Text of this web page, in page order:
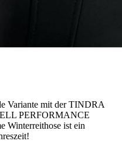
Variante mit der TINDRA
PERFORMANCE
Winterreithose ist ein